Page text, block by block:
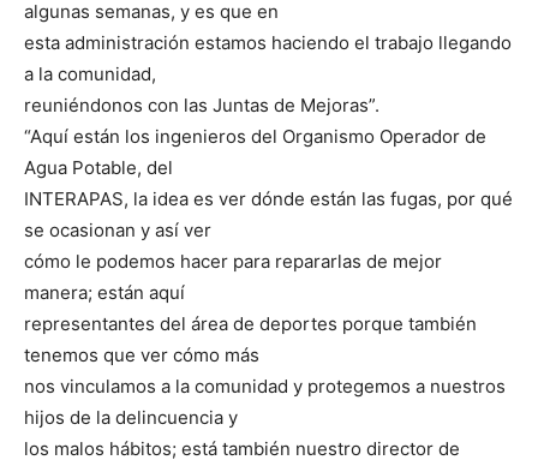
algunas semanas, y es que en
esta administración estamos haciendo el trabajo llegando
a la comunidad,
reuniéndonos con las Juntas de Mejoras”.
“Aquí están los ingenieros del Organismo Operador de
Agua Potable, del
INTERAPAS, la idea es ver dónde están las fugas, por qué
se ocasionan y así ver
cómo le podemos hacer para repararlas de mejor
manera; están aquí
representantes del área de deportes porque también
tenemos que ver cómo más
nos vinculamos a la comunidad y protegemos a nuestros
hijos de la delincuencia y
los malos hábitos; está también nuestro director de